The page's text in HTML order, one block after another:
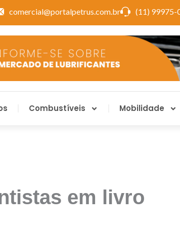
comercial@portalpetrus.com.br (11) 99975-
Combustíveis Mobilidade
em livro